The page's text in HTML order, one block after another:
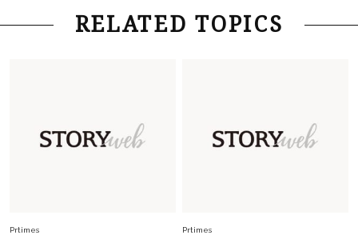
Lifestyle 2026.8.6
26年夏の【開運アクション】は”ひと拭き”習
を育み中「理想の暮らしよりも今の心地よさを選
んだ」
RELATED TOPICS
Prtimes Prtimes